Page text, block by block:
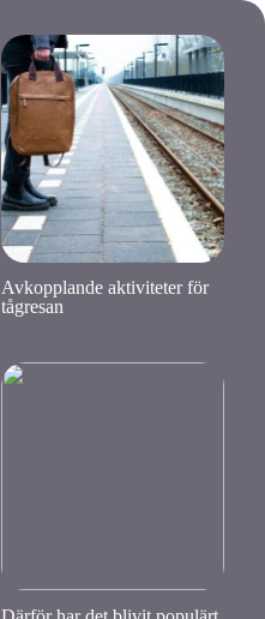
Avkopplande aktiviteter för
tågresan